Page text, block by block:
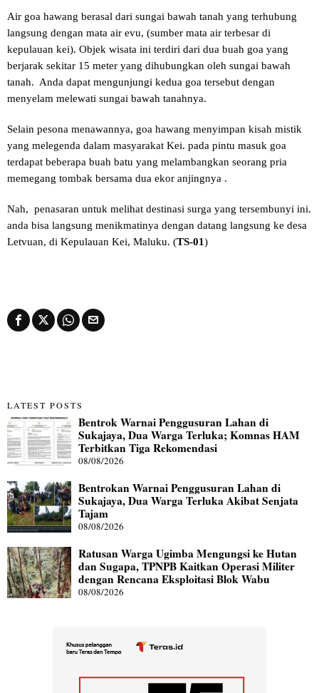
Air goa hawang berasal dari sungai bawah tanah yang terhubung
langsung dengan mata air evu, (sumber mata air terbesar di
kepulauan kei). Objek wisata ini terdiri dari dua buah goa yang
berjarak sekitar 15 meter yang dihubungkan oleh sungai bawah
tanah. Anda dapat mengunjungi kedua goa tersebut dengan
menyelam melewati sungai bawah tanahnya.
Selain pesona menawannya, goa hawang menyimpan kisah mistik
yang melegenda dalam masyarakat Kei. pada pintu masuk goa
terdapat beberapa buah batu yang melambangkan seorang pria
memegang tombak bersama dua ekor anjingnya .
Nah, penasaran untuk melihat destinasi surga yang tersembunyi ini.
anda bisa langsung menikmatinya dengan datang langsung ke desa
Letvuan, di Kepulauan Kei, Maluku. (TS-01)
LATEST POSTS
Bentrok Warnai Penggusuran Lahan di
Sukajaya, Dua Warga Terluka; Komnas HAM
Terbitkan Tiga Rekomendasi
08/08/2026
Bentrokan Warnai Penggusuran Lahan di
Sukajaya, Dua Warga Terluka Akibat Senjata
Tajam
08/08/2026
Ratusan Warga Ugimba Mengungsi ke Hutan
dan Sugapa, TPNPB Kaitkan Operasi Militer
dengan Rencana Eksploitasi Blok Wabu
08/08/2026